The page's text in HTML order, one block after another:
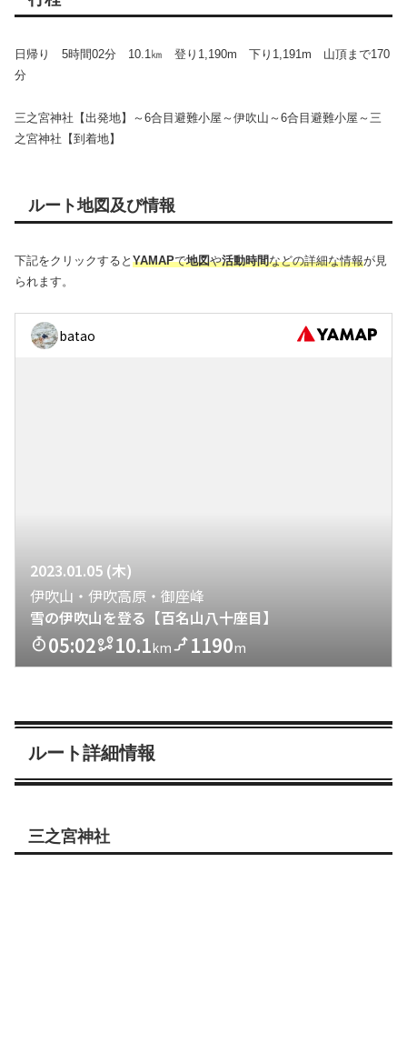
日帰り 5時間02分 10.1㎞ 登り1,190m 下り1,191m 山頂まで170
分
三之宮神社【出発地】～6合目避難小屋～伊吹山～6合目避難小屋～三
之宮神社【到着地】
ルート地図及び情報
下記をクリックすると YAMAPで地図や活動時間などの詳細な情報が見
られます。
ルート詳細情報
三之宮神社